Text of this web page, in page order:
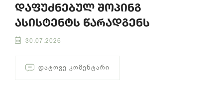
დაფუძნებულ შოპინგ
ასისტენტს წარადგენს
30.07.2026
ᲓᲐᲢᲝᲕᲔ ᲙᲝᲛᲔᲜᲢᲐᲠᲘ